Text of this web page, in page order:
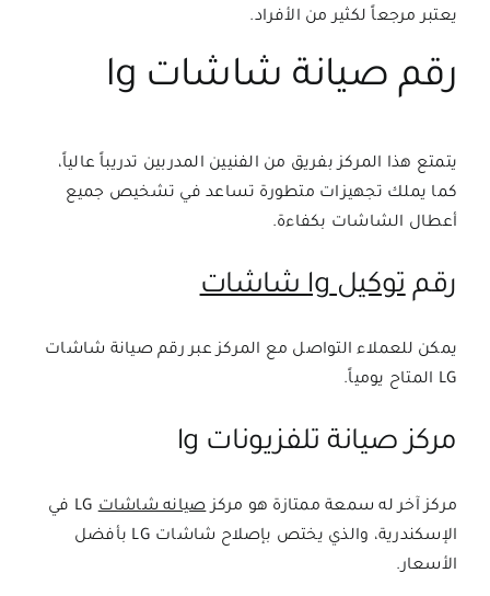
يعتبر مرجعاً لكثير من الأفراد.
رقم صيانة شاشات lg
يتمتع هذا المركز بفريق من الفنيين المدربين تدريباً عالياً،
كما يملك تجهيزات متطورة تساعد في تشخيص جميع
أعطال الشاشات بكفاءة.
رقمتوكيل lg شاشات
يمكن للعملاء التواصل مع المركز عبر رقم صيانة شاشات
LG المتاح يومياً.
مركز صيانة تلفزيونات lg
مركز آخر له سمعة ممتازة هو مركزصيانه شاشات
LG في
الإسكندرية، والذي يختص بإصلاح شاشات LG بأفضل
الأسعار.